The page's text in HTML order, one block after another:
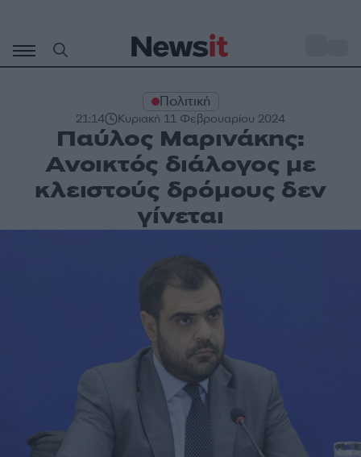
περιεχόμενο
Πολιτική
21:14 Κυριακή 11 Φεβρουαρίου 2024
Παύλος Μαρινάκης:
Ανοικτός διάλογος με
κλειστούς δρόμους δεν
γίνεται